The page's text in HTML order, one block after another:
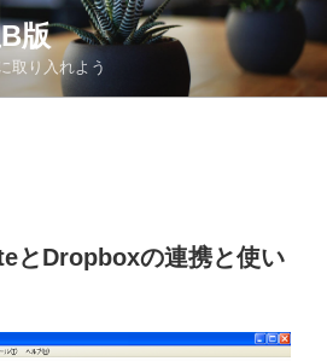
版
取り入れよう
とDropboxの連携と使い